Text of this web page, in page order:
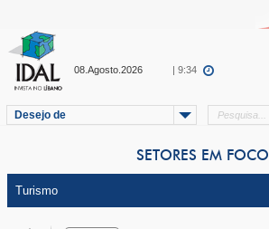
08.Agosto.2026 | 9:34
Desejo de
SETORES EM FOCO